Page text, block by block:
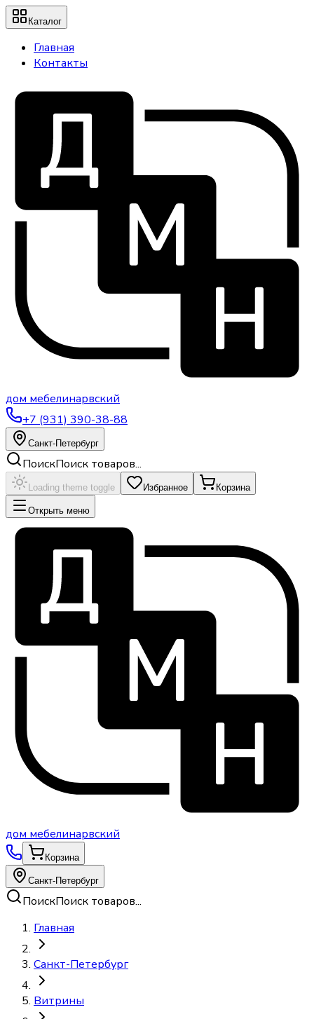
Каталог
Главная
Контакты
дом мебелинарвский
+7 (931) 390-38-88
Санкт-Петербург
ПоискПоиск товаров...
Loading theme toggle Избранное Корзина
Открыть меню
дом мебелинарвский
Корзина
Санкт-Петербург
ПоискПоиск товаров...
Главная
Санкт-Петербург
Витрины